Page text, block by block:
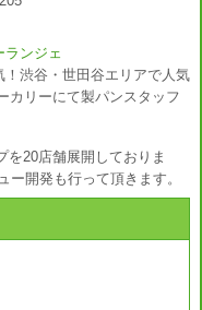
ランジェ
！渋谷・世田谷エリアで人気
カリーにて製パンスタッフ
を20店舗展開しておりま
開発も行って頂きます。